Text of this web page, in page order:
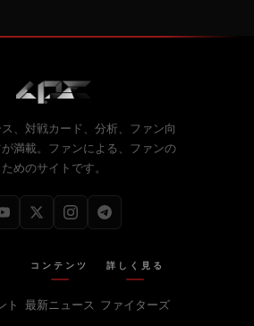
、対戦カード、分析、ファン向
満載。ファンによる、ファンの
ためのサイトです。
ト
コンテンツ
最新ニュース
詳しく見る
ファイターズ